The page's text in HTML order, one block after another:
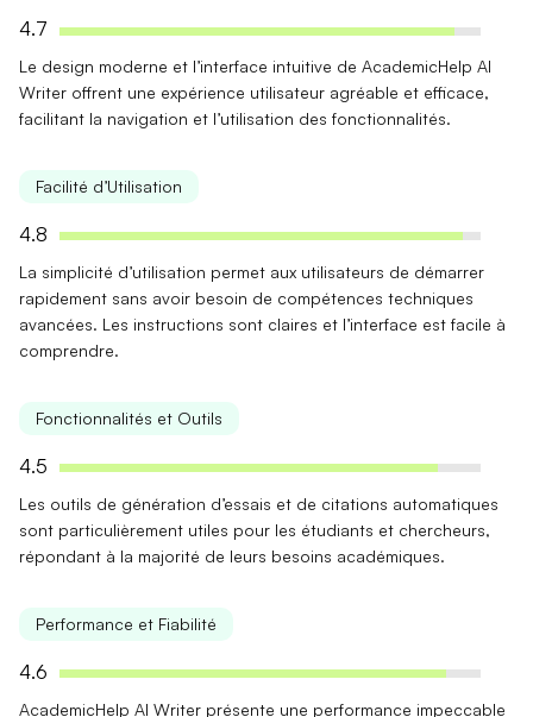
4.7
Le design moderne et l’interface intuitive de AcademicHelp AI
Writer offrent une expérience utilisateur agréable et efficace,
facilitant la navigation et l’utilisation des fonctionnalités.
Facilité d’Utilisation
4.8
La simplicité d’utilisation permet aux utilisateurs de démarrer
rapidement sans avoir besoin de compétences techniques
avancées. Les instructions sont claires et l’interface est facile à
comprendre.
Fonctionnalités et Outils
4.5
Les outils de génération d’essais et de citations automatiques
sont particulièrement utiles pour les étudiants et chercheurs,
répondant à la majorité de leurs besoins académiques.
Performance et Fiabilité
4.6
AcademicHelp AI Writer présente une performance impeccable